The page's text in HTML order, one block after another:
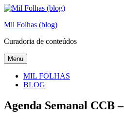
Skip
content
Mil Folhas (blog)
Curadoria de conteúdos
Menu
MIL FOLHAS
BLOG
Agenda Semanal CCB –